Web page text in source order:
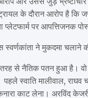
के दौरान आरोप है कि
प्लेटफार्म पर आपत्तिजनक
ने मुकदमा चलाने
से नैतिक पतन हुआ है। वो
स्वाति मालीवाल, राघव
काट लेना। अरविंद